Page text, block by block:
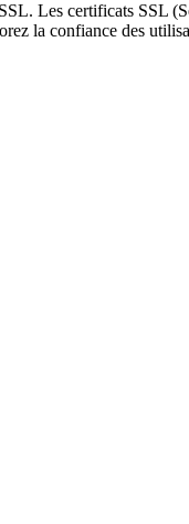
Les certificats SSL
la confiance des